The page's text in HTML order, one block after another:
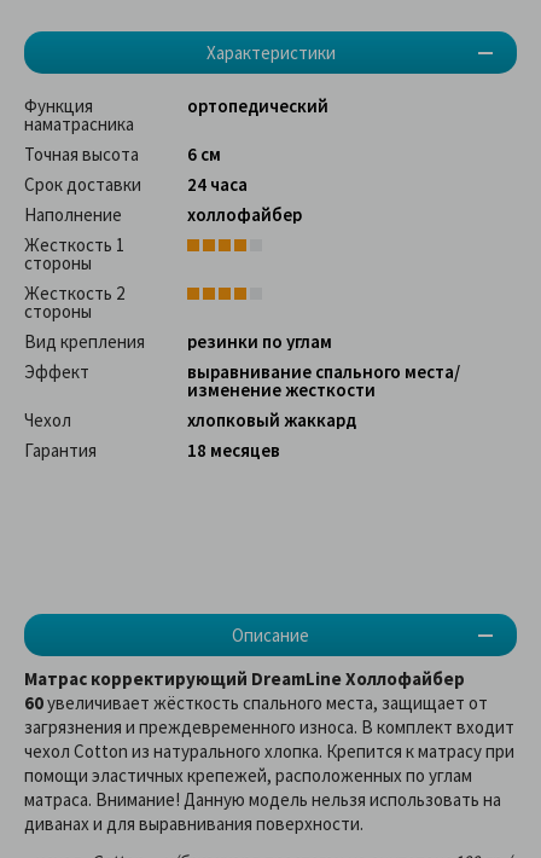
Характеристики
Описание
Функция
наматрасника
ортопедический
Точная высота
6 см
Срок доставки
24 часа
Наполнение
холлофайбер
Жесткость 1
стороны
Жесткость 2
стороны
Вид крепления
резинки по углам
Эффект
выравнивание спального места/
изменение жесткости
Чехол
хлопковый жаккард
Гарантия
18 месяцев
Матрас корректирующий DreamLine Холлофайбер
60увеличивает жёсткость спального места, защищает от
загрязнения и преждевременного износа. В комплект входит
чехол Cotton из натурального хлопка. Крепится к матрасу при
помощи эластичных крепежей, расположенных по углам
матраса. Внимание! Данную модель нельзя использовать на
диванах и для выравнивания поверхности.